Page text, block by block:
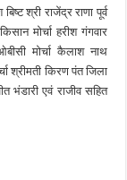
श्री राजेंद्र राणा पूर्व
मोर्चा हरीश गंगवार
मोर्चा कैलाश नाथ
श्रीमती किरण पंत जिला
भंडारी एवं राजीव सहित